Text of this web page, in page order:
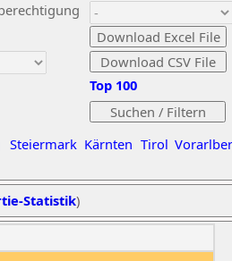
Steiermark Kärnten Tirol
Top 100
Statistik)